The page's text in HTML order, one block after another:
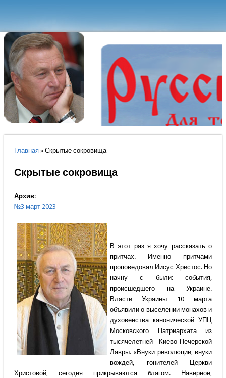
Вы здесь
Главная» Скрытые сокровища
Скрытые сокровища
Архив:
№3 март 2023
В этот раз я хочу рассказать о
притчах. Именно притчами
проповедовал Иисус Христос. Но
начну с были: события,
происшедшего на Украине.
Власти Украины 10 марта
объявили о выселении монахов и
духовенства канонической УПЦ
Московского Патриархата из
тысячелетней Киево-Печерской
Лавры. «Внуки революции, внуки
вождей, гонителей Церкви
Христовой, сегодня прикрываются благом. Наверное,